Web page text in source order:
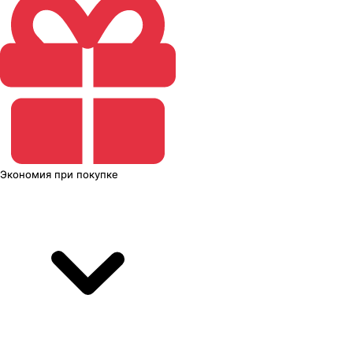
Экономия при покупке